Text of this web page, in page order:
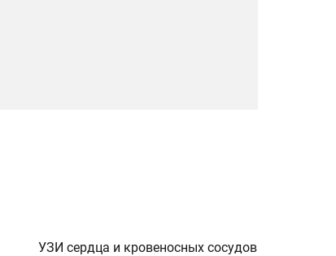
УЗИ сердца и кровеносных сосудов